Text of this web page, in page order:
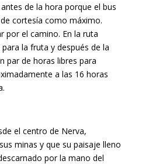
de la hora porque el bus
cortesía como máximo.
por el camino. En la ruta
la fruta y después de la
par de horas libres para
a las 16 horas
el centro de Nerva,
minas y que su paisaje lleno
por la mano del